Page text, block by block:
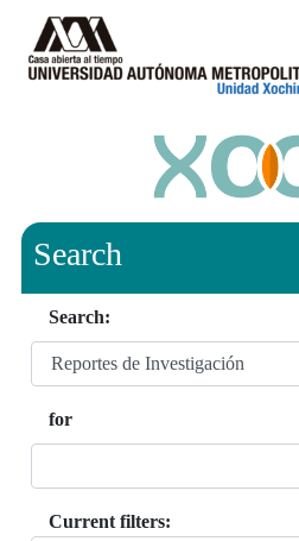
Search
Search:
for
Current filters: